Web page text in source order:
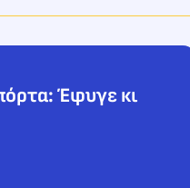
Έφυγε κι